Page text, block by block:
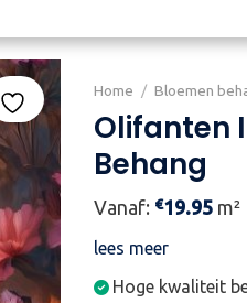
Home / Bloemen
Olifanten
Behang
Vanaf: €19.95 m²
lees meer
Hoge kwaliteit